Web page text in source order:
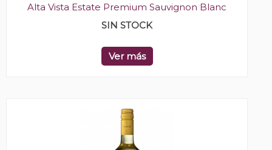
Alta Vista Estate Premium Sauvignon Blanc
SIN STOCK
Ver más